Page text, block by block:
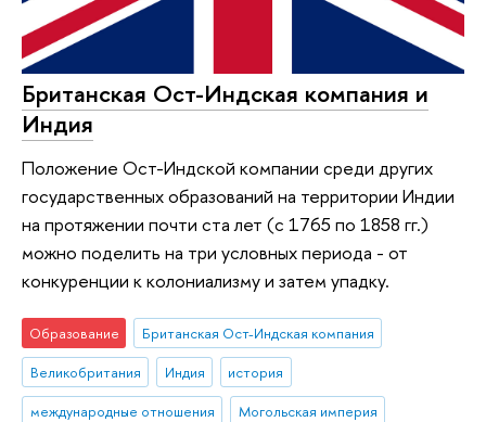
Британская Ост-Индская компания и
Индия
Положение Ост-Индской компании среди других
государственных образований на территории Индии
на протяжении почти ста лет (с 1765 по 1858 гг.)
можно поделить на три условных периода - от
конкуренции к колониализму и затем упадку.
Образование
Британская Ост-Индская компания
Великобритания
Индия
история
международные отношения
Могольская империя